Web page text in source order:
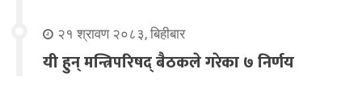
२१ श्रावण २०८३, बिहीबार
यी हुन् मन्त्रिपरिषद् बैठकले गरेका ७ निर्णय